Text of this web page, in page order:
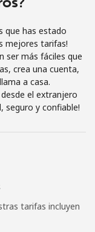
que has estado
mejores tarifas!
ser más fáciles que
crea una cuenta,
a casa.
el extranjero
seguro y confiable!
tarifas incluyen